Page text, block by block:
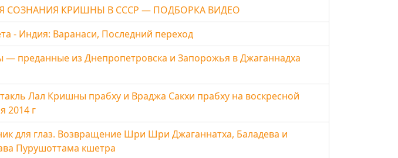
СОЗНАНИЯ КРИШНЫ В СССР — ПОДБОРКА ВИДЕО
- Индия: Варанаси, Последний переход
— преданные из Днепропетровска и Запорожья в Джаганнадха
Лал Кришны прабху и Враджа Сакхи прабху на воскресной
2014 г
для глаз. Возвращение Шри Шри Джаганнатха, Баладева и
Пурушоттама кшетра